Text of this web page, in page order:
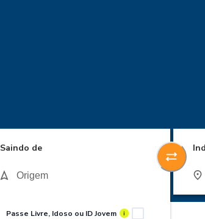
Saindo de
Passe Livre, Idoso ou ID Jovem i